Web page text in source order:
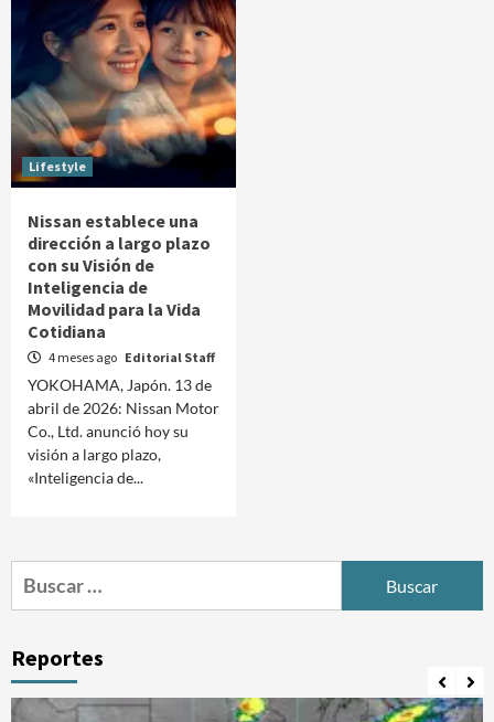
Lifestyle
Nissan establece una
dirección a largo plazo
con su Visión de
Inteligencia de
Movilidad para la Vida
Cotidiana
4 meses ago Editorial Staff
YOKOHAMA, Japón. 13 de
abril de 2026: Nissan Motor
Co., Ltd. anunció hoy su
visión a largo plazo,
«Inteligencia de...
Buscar:
Reportes